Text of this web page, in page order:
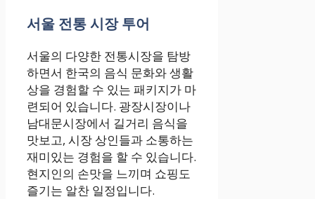
서울 전통 시장 투어
서울의 다양한 전통시장을 탐방
하면서 한국의 음식 문화와 생활
상을 경험할 수 있는 패키지가 마
련되어 있습니다. 광장시장이나
남대문시장에서 길거리 음식을
맛보고, 시장 상인들과 소통하는
재미있는 경험을 할 수 있습니다.
현지인의 손맛을 느끼며 쇼핑도
즐기는 알찬 일정입니다.